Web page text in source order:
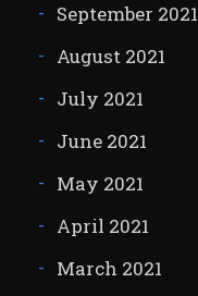
September 2021
August 2021
July 2021
June 2021
May 2021
April 2021
March 2021